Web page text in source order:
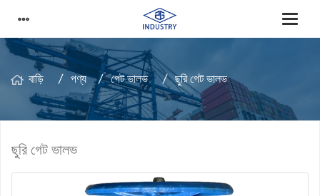
বাড়ি পণ্য গেট ভালভ ছুরি গেট ভালভ
ছুরি গেট ভালভ